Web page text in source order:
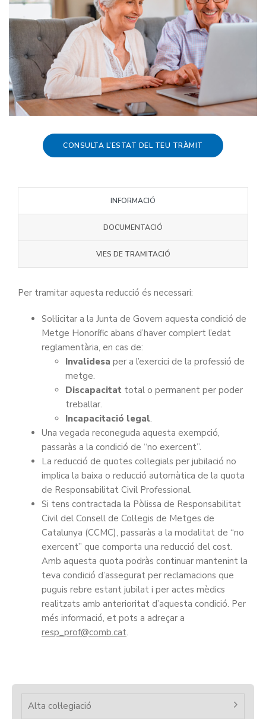
CONSULTA L’ESTAT DEL TEU TRÀMIT
INFORMACIÓ
DOCUMENTACIÓ
VIES DE TRAMITACIÓ
Per tramitar aquesta reducció és necessari:
Sol·licitar a la Junta de Govern aquesta condició de
Metge Honorífic abans d’haver complert l’edat
reglamentària, en cas de:
Invalidesa per a l’exercici de la professió de
metge.
Discapacitat total o permanent per poder
treballar.
Incapacitació legal.
Una vegada reconeguda aquesta exempció,
passaràs a la condició de “no exercent”.
La reducció de quotes col·legials per jubilació no
implica la baixa o reducció automàtica de la quota
de Responsabilitat Civil Professional.
Si tens contractada la Pòlissa de Responsabilitat
Civil del Consell de Col·legis de Metges de
Catalunya (CCMC), passaràs a la modalitat de “no
exercent” que comporta una reducció del cost.
Amb aquesta quota podràs continuar mantenint la
teva condició d’assegurat per reclamacions que
puguis rebre estant jubilat i per actes mèdics
realitzats amb anterioritat d’aquesta condició. Per
més informació, et pots a adreçar a
resp_prof
.
Alta col·legiació